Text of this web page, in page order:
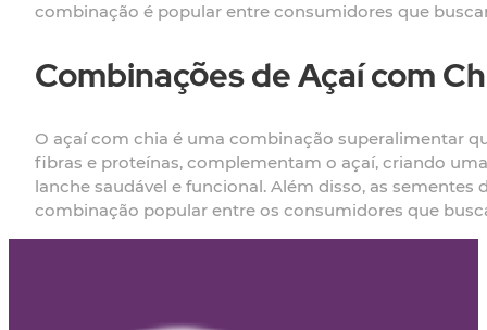
combinação é popular entre consumidores que
Combinações de Açaí com
O açaí com chia é uma combinação superalimentar
fibras e proteínas, complementam o açaí, criando
lanche saudável e funcional. Além disso, as
combinação popular entre os consumidores que